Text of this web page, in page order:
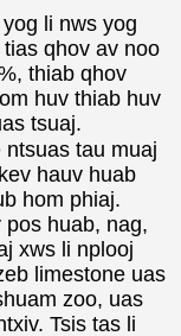
li nws yog
qhov av noo
thiab qhov
huv thiab huv
tsuaj.
tau muaj
hauv huab
hom phiaj.
huab, nag,
xws li nplooj
limestone uas
zoo, uas
Tsis tas li